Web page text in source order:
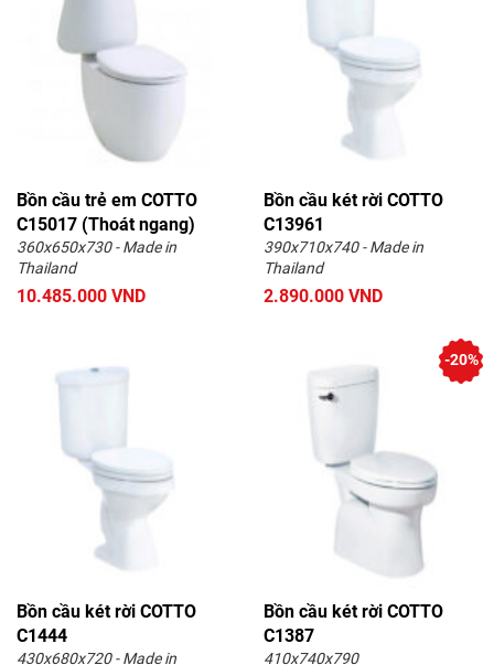
Bồn cầu trẻ em COTTO
C15017 (Thoát ngang)
360x650x730 - Made in
Thailand
10.485.000 VND
Bồn cầu két rời COTTO
C13961
390x710x740 - Made in
Thailand
2.890.000 VND
Bồn cầu két rời COTTO
C1444
430x680x720 - Made in
Bồn cầu két rời COTTO
C1387
410x740x790
-20%